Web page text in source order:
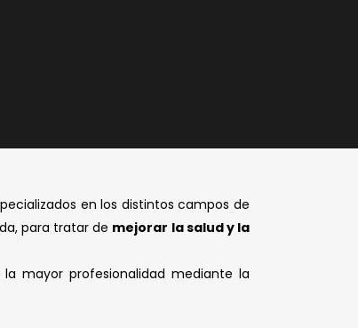
en los distintos campos de
para tratar de mejorar la salud y la
mayor profesionalidad mediante la